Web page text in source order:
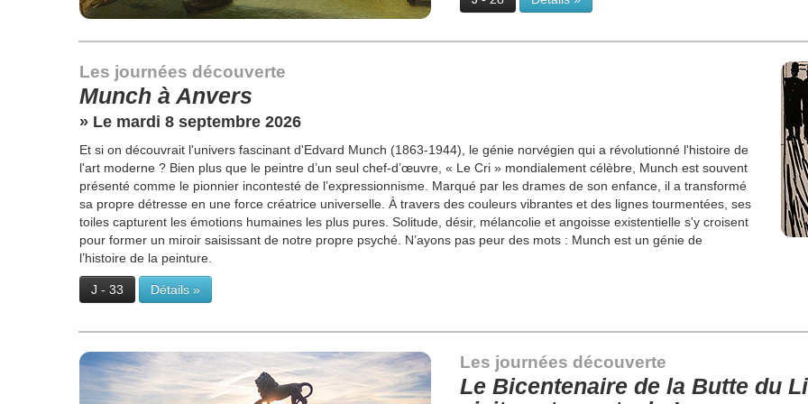
Les journées découverte
Munch à Anvers
» Le mardi 8 septembre 2026
Et si on découvrait l'univers fascinant d'Edvard Munch (1863-1944), le génie norvégien qui a révolutionné l'histoire de
l'art moderne ? Bien plus que le peintre d’un seul chef-d’œuvre, « Le Cri » mondialement célèbre, Munch est souvent
présenté comme le pionnier incontesté de l’expressionnisme. Marqué par les drames de son enfance, il a transformé
sa propre détresse en une force créatrice universelle. À travers des couleurs vibrantes et des lignes tourmentées, ses
toiles capturent les émotions humaines les plus pures. Solitude, désir, mélancolie et angoisse existentielle s'y croisent
pour former un miroir saisissant de notre propre psyché. N’ayons pas peur des mots : Munch est un génie de
l’histoire de la peinture.
J - 33 Détails »
Les journées découverte
Le Bicentenaire de la Butte du